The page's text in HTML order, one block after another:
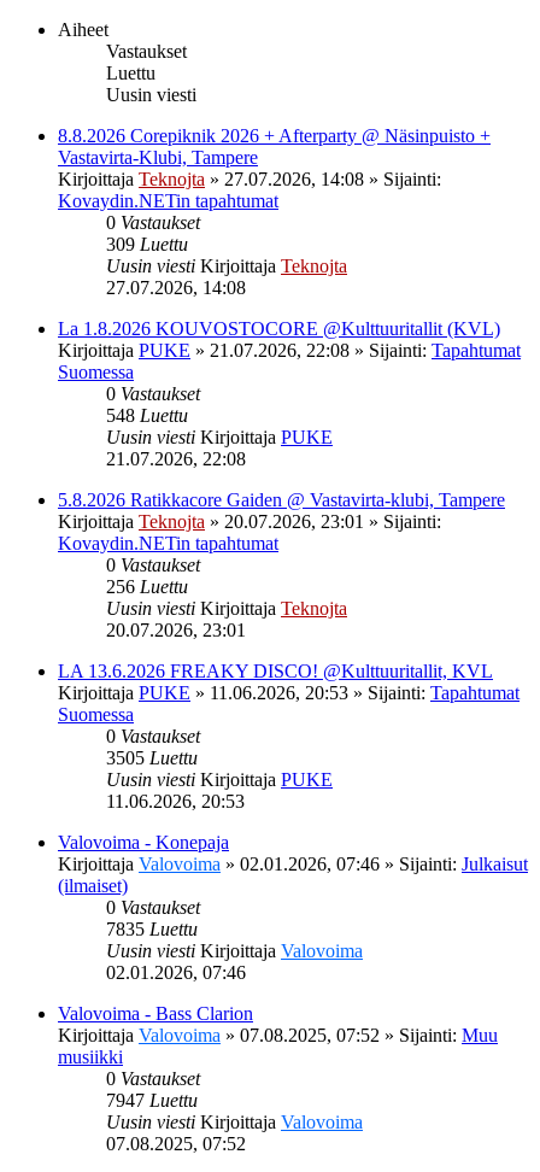
Aiheet
Vastaukset
Luettu
Uusin viesti
8.8.2026 Corepiknik 2026 + Afterparty @ Näsinpuisto +
Vastavirta-Klubi, Tampere
Kirjoittaja Teknojta » 27.07.2026, 14:08 » Sijainti:
Kovaydin.NETin tapahtumat
0 Vastaukset
309 Luettu
Uusin viesti Kirjoittaja Teknojta
27.07.2026, 14:08
La 1.8.2026 KOUVOSTOCORE @Kulttuuritallit (KVL)
Kirjoittaja PUKE » 21.07.2026, 22:08 » Sijainti: Tapahtumat
Suomessa
0 Vastaukset
548 Luettu
Uusin viesti Kirjoittaja PUKE
21.07.2026, 22:08
5.8.2026 Ratikkacore Gaiden @ Vastavirta-klubi, Tampere
Kirjoittaja Teknojta » 20.07.2026, 23:01 » Sijainti:
Kovaydin.NETin tapahtumat
0 Vastaukset
256 Luettu
Uusin viesti Kirjoittaja Teknojta
20.07.2026, 23:01
LA 13.6.2026 FREAKY DISCO! @Kulttuuritallit, KVL
Kirjoittaja PUKE » 11.06.2026, 20:53 » Sijainti: Tapahtumat
Suomessa
0 Vastaukset
3505 Luettu
Uusin viesti Kirjoittaja PUKE
11.06.2026, 20:53
Valovoima - Konepaja
Kirjoittaja Valovoima » 02.01.2026, 07:46 » Sijainti: Julkaisut
(ilmaiset)
0 Vastaukset
7835 Luettu
Uusin viesti Kirjoittaja Valovoima
02.01.2026, 07:46
Valovoima - Bass Clarion
Kirjoittaja Valovoima » 07.08.2025, 07:52 » Sijainti: Muu
musiikki
0 Vastaukset
7947 Luettu
Uusin viesti Kirjoittaja Valovoima
07.08.2025, 07:52